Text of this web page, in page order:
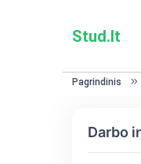
Stud.lt
Pagrindinis
Darbo